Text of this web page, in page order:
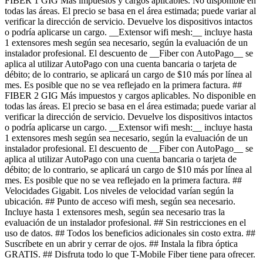
todas las áreas. El precio se basa en el área estimada; puede variar al
verificar la dirección de servicio. Devuelve los dispositivos intactos
o podría aplicarse un cargo. __Extensor wifi mesh:__ incluye hasta
1 extensores mesh según sea necesario, según la evaluación de un
instalador profesional. El descuento de __Fiber con AutoPago__ se
aplica al utilizar AutoPago con una cuenta bancaria o tarjeta de
débito; de lo contrario, se aplicará un cargo de $10 más por línea al
mes. Es posible que no se vea reflejado en la primera factura. ##
FIBER 2 GIG Más impuestos y cargos aplicables. No disponible en
todas las áreas. El precio se basa en el área estimada; puede variar al
verificar la dirección de servicio. Devuelve los dispositivos intactos
o podría aplicarse un cargo. __Extensor wifi mesh:__ incluye hasta
1 extensores mesh según sea necesario, según la evaluación de un
instalador profesional. El descuento de __Fiber con AutoPago__ se
aplica al utilizar AutoPago con una cuenta bancaria o tarjeta de
débito; de lo contrario, se aplicará un cargo de $10 más por línea al
mes. Es posible que no se vea reflejado en la primera factura. ##
Velocidades Gigabit. Los niveles de velocidad varían según la
ubicación. ## Punto de acceso wifi mesh, según sea necesario.
Incluye hasta 1 extensores mesh, según sea necesario tras la
evaluación de un instalador profesional. ## Sin restricciones en el
uso de datos. ## Todos los beneficios adicionales sin costo extra. ##
Suscríbete en un abrir y cerrar de ojos. ## Instala la fibra óptica
GRATIS. ## Disfruta todo lo que T-Mobile Fiber tiene para ofrecer.